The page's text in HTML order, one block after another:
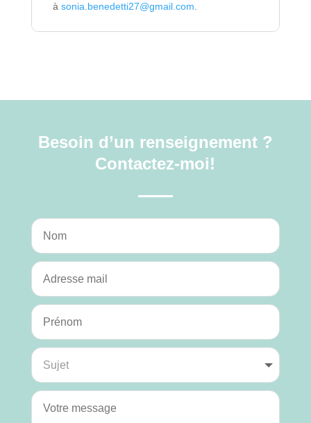
à sonia.benedetti27@gmail.com
Besoin d’un renseignement ?
Contactez-moi!